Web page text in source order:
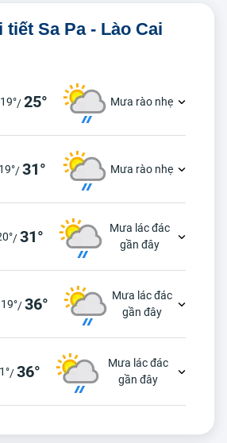
Sa Pa - Lào Cai
19°/25° Mưa rào nhẹ
19°/31° Mưa rào nhẹ
/31°
Mưa lác đác
gần đây
19°/36°
Mưa lác đác
gần đây
/36°
Mưa lác đác
gần đây